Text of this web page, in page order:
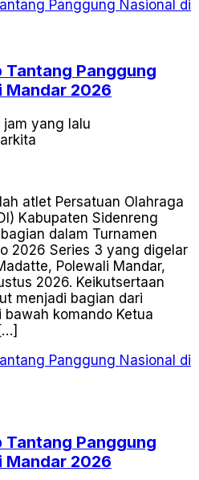
Tantang Panggung
Mandar 2026
yang lalu
atlet Persatuan Olahraga
Kabupaten Sidenreng
dalam Turnamen
2026 Series 3 yang digelar
Polewali Mandar,
2026. Keikutsertaan
menjadi bagian dari
bawah komando Ketua
Tantang Panggung
Mandar 2026